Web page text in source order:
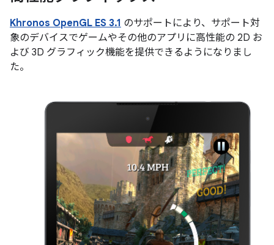
Khronos OpenGL ES 3.1 のサポートにより、サポート対
象のデバイスでゲームやその他のアプリに高性能の 2D お
よび 3D グラフィック機能を提供できるようになりまし
た。